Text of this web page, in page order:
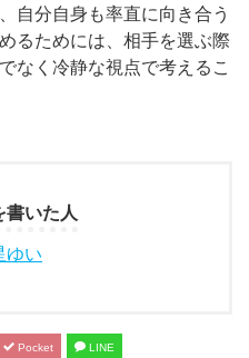
自分自身も率直に向き合う
るためには、相手を選ぶ際
なく冷静な視点で考えるこ
書いた人
ゆい
Pocket LINE